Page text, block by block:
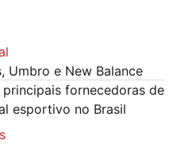
Umbro e New Balance
principais fornecedoras de
esportivo no Brasil